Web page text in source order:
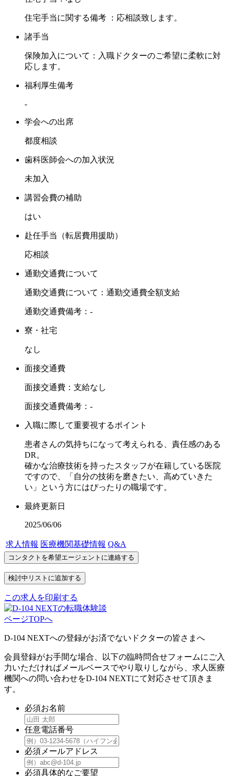
住宅手当に関する備考 ：応相談致します。
諸手当
保険加入について：入職ドクターのご希望に柔軟に対
応します。
福利厚生備考
-
学会への出席
都度相談
歯科医師会への加入状況
未加入
講習会費の補助
はい
赴任手当（転居費用援助）
応相談
通勤交通費について
通勤交通費について：通勤交通費全額支給
通勤交通費備考：-
寮・社宅
なし
面接交通費
面接交通費：支給なし
面接交通費備考：-
入職に際して重要視するポイント
患者さんの気持ちになって考えられる、責任感のある
DR。
確かな治療技術を持ったスタッフが在籍している医院
ですので、「自分の技術を磨きたい、高めていきた
い」という方にはぴったりの職場です。
最終更新日
2025/06/06
求人情報 医療機関基礎情報 Q&A
この求人を印刷する
ページTOPへ
D-104 NEXTへの登録がお済でないドクターの皆さまへ
会員登録がお手間な場合、以下の臨時問合せフォームにご入
力いただければメールベースでやり取りしながら、求人医療
機関への問い合わせをD-104 NEXTにて対応させて頂きま
す。
必須お名前
任意電話番号
必須 メールアドレス
必須具体的なご要望